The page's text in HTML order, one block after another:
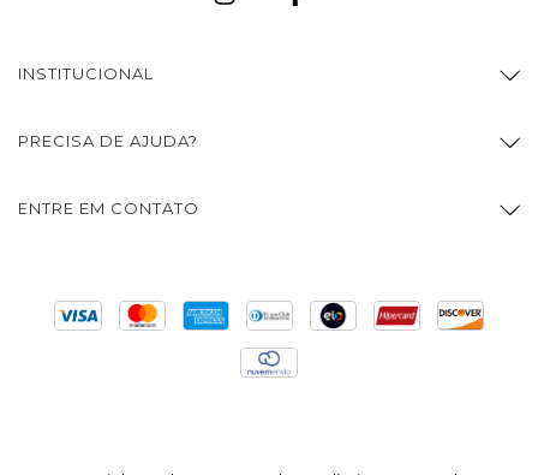
INSTITUCIONAL
PRECISA DE AJUDA?
ENTRE EM CONTATO